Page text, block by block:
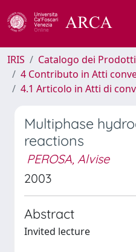
IRIS
Catalogo dei
4 Contributo in Atti
4.1 Articolo in Atti di
Multiphase
reactions
PEROSA, Alvise
2003
Abstract
Invited lecture